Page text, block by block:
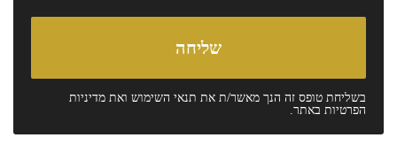
בשליחת טופס זה הנך מאשר/ת את תנאי השימוש ואת מדיניות
הפרטיות באתר.